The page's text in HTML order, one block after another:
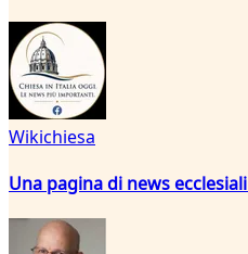
Wikichiesa
Una pagina di news